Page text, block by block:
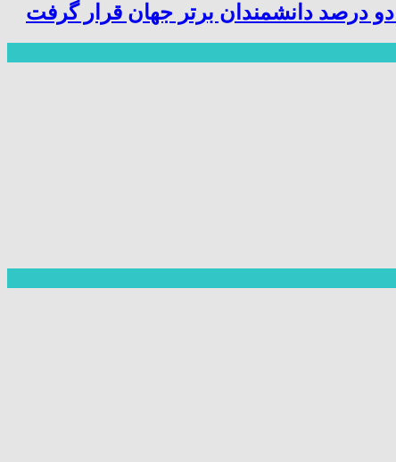
درصد دانشمندان برتر جهان قرار گرفت